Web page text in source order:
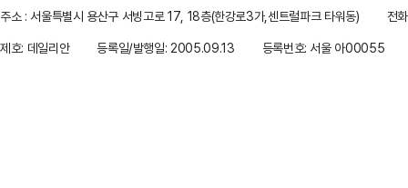
주소 : 서울특별시 용산구 서빙고로 17, 18층(한강로3가,센트럴파크 타워동)
전
제호: 데일리안
등록일/발행일: 2005.09.13 등록번호: 서울 아00055